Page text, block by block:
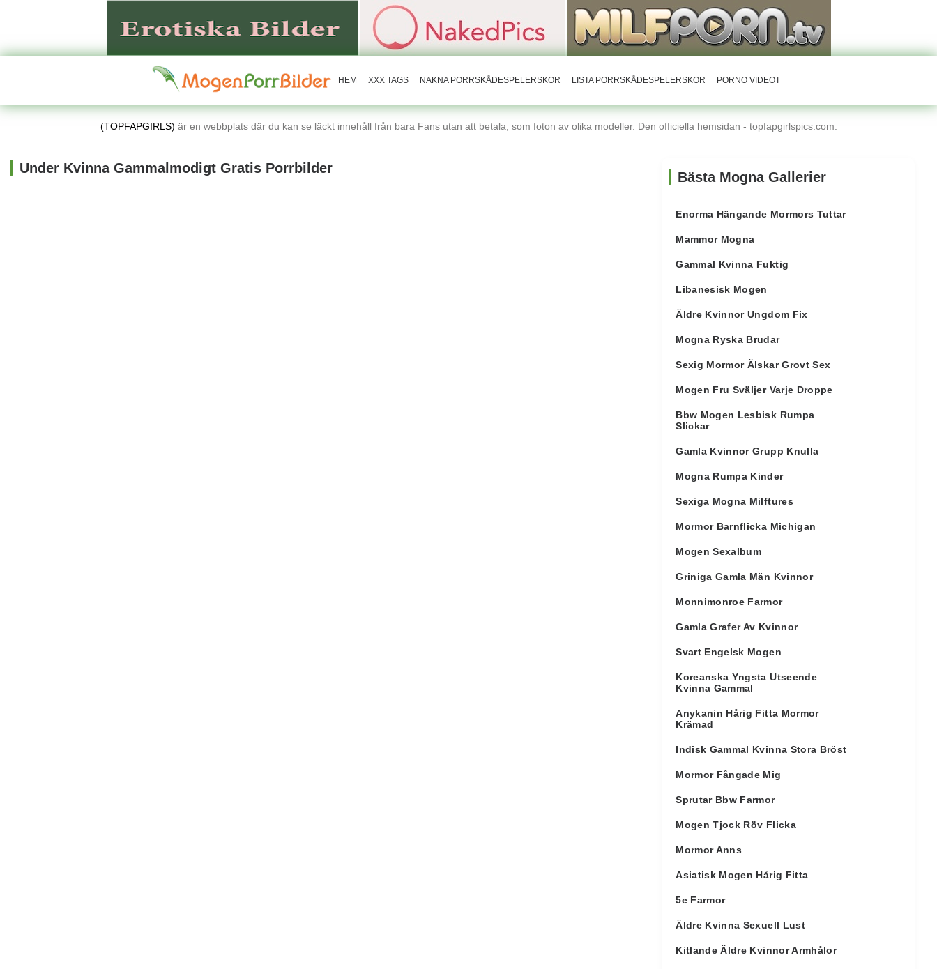
HEM XXX TAGS NAKNA PORRSKÅDESPELERSKOR LISTA PORRSKÅDESPELERSKOR PORNO VIDEOT
(TOPFAPGIRLS) är en webbplats där du kan se läckt innehåll från bara Fans utan att betala, som foton av olika modeller. Den officiella hemsidan - topfapgirlspics.com.
Under Kvinna Gammalmodigt Gratis Porrbilder
Bästa Mogna Gallerier
Enorma Hängande Mormors Tuttar
Mammor Mogna
Gammal Kvinna Fuktig
Libanesisk Mogen
Äldre Kvinnor Ungdom Fix
Mogna Ryska Brudar
Sexig Mormor Älskar Grovt Sex
Mogen Fru Sväljer Varje Droppe
Bbw Mogen Lesbisk Rumpa
Slickar
Gamla Kvinnor Grupp Knulla
Mogna Rumpa Kinder
Sexiga Mogna Milftures
Mormor Barnflicka Michigan
Mogen Sexalbum
Griniga Gamla Män Kvinnor
Monnimonroe Farmor
Gamla Grafer Av Kvinnor
Svart Engelsk Mogen
Koreanska Yngsta Utseende
Kvinna Gammal
Anykanin Hårig Fitta Mormor
Krämad
Indisk Gammal Kvinna Stora Bröst
Mormor Fångade Mig
Sprutar Bbw Farmor
Mogen Tjock Röv Flicka
Mormor Anns
Asiatisk Mogen Hårig Fitta
5e Farmor
Äldre Kvinna Sexuell Lust
Kitlande Äldre Kvinnor Armhålor